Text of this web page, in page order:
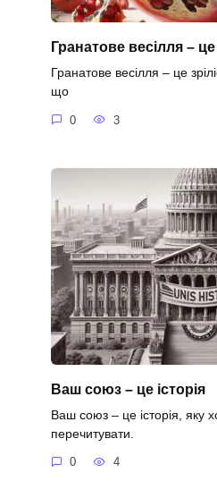
Гранатове весілля – це
Гранатове весілля – це
що
0 3
Ваш союз – це історія
Ваш союз – це історія, яку
перечитувати.
0 4